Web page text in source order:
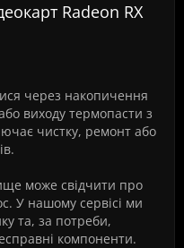
Radeon RX
через накопичення
виходу термопасти з
чистку, ремонт або
може свідчити про
У нашому сервісі ми
та, за потреби,
компоненти.